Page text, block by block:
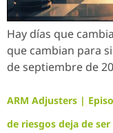
Hay días que
que cambian para
de septiembre de
ARM Adjusters |
de riesgos deja de